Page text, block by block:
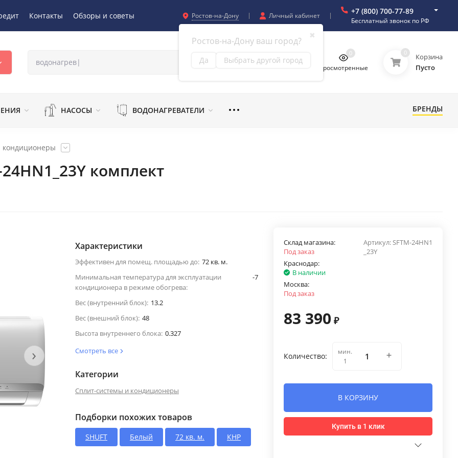
Контакты Обзоры и советы Ростов-на-Дону
✖
Ростов-на-Дону ваш город?
Да Выбрать другой город
Личный кабинет +7 (800) 700-77-89
Бесплатный звонок по РФ
Просмотренные
0 0
Корзина
Пусто
НАСОСЫ ВОДОНАГРЕВАТЕЛИ БРЕНДЫ
кондиционеры
комплект
›
Характеристики
Эффективен для помещ. площадью до: 72 кв. м.
Минимальная температура для эксплуатации
кондиционера в режиме обогрева:
-7
Вес (внутренний блок): 13.2
Вес (внешний блок): 48
Высота внутреннего блока: 0.327
Смотреть все
Категории
Сплит-системы и кондиционеры
Подборки похожих товаров
SHUFT Белый 72 кв. м. КНР
Артикул:SFTM-24HN1
_23Y
Склад магазина:
Под заказ
Краснодар:
В наличии
Москва:
Под заказ
83 390 ₽
Количество:
мин.
1
В КОРЗИНУ
Купить в 1 клик